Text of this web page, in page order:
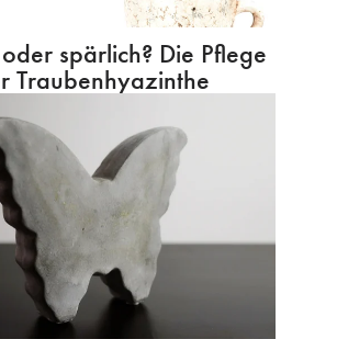
spärlich? Die Pflege
Traubenhyazinthe